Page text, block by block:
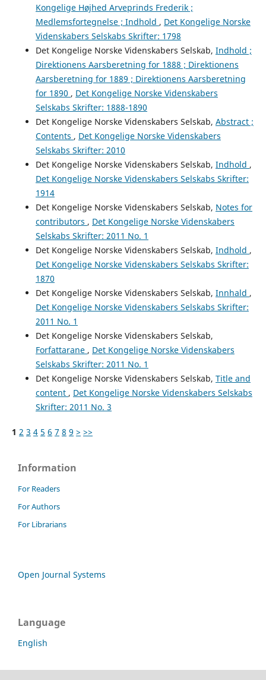
Kongelige Højhed Arveprinds Frederik ;
Medlemsfortegnelse ; Indhold , Det Kongelige Norske
Videnskabers Selskabs Skrifter: 1798
Det Kongelige Norske Videnskabers Selskab, Indhold ;
Direktionens Aarsberetning for 1888 ; Direktionens
Aarsberetning for 1889 ; Direktionens Aarsberetning
for 1890 , Det Kongelige Norske Videnskabers
Selskabs Skrifter: 1888-1890
Det Kongelige Norske Videnskabers Selskab, Abstract ;
Contents , Det Kongelige Norske Videnskabers
Selskabs Skrifter: 2010
Det Kongelige Norske Videnskabers Selskab, Indhold ,
Det Kongelige Norske Videnskabers Selskabs Skrifter:
1914
Det Kongelige Norske Videnskabers Selskab, Notes for
contributors , Det Kongelige Norske Videnskabers
Selskabs Skrifter: 2011 No. 1
Det Kongelige Norske Videnskabers Selskab, Indhold ,
Det Kongelige Norske Videnskabers Selskabs Skrifter:
1870
Det Kongelige Norske Videnskabers Selskab, Innhald ,
Det Kongelige Norske Videnskabers Selskabs Skrifter:
2011 No. 1
Det Kongelige Norske Videnskabers Selskab,
Forfattarane , Det Kongelige Norske Videnskabers
Selskabs Skrifter: 2011 No. 1
Det Kongelige Norske Videnskabers Selskab, Title and
content , Det Kongelige Norske Videnskabers Selskabs
Skrifter: 2011 No. 3
1 2 3 4 5 6 7 8 9 > >>
Information
For Readers
For Authors
For Librarians
Open Journal Systems
Language
English